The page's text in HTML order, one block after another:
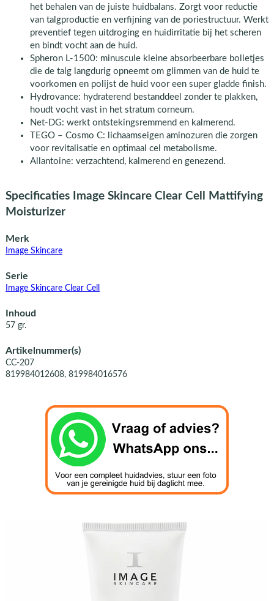
het behalen van de juiste huidbalans. Zorgt voor reductie
van talgproductie en verfijning van de poriestructuur. Werkt
preventief tegen uitdroging en huidirritatie bij het scheren
en bindt vocht aan de huid.
Spheron L-1500: minuscule kleine absorbeerbare bolletjes
die de talg langdurig opneemt om glimmen van de huid te
voorkomen en polijst de huid voor een super gladde finish.
Hydrovance: hydraterend bestanddeel zonder te plakken,
houdt vocht vast in het stratum corneum.
Net-DG: werkt ontstekingsremmend en kalmerend.
TEGO – Cosmo C: lichaamseigen aminozuren die zorgen
voor revitalisatie en optimaal cel metabolisme.
Allantoine: verzachtend, kalmerend en genezend.
Specificaties Image Skincare Clear Cell Mattifying
Moisturizer
Merk
Image Skincare
Serie
Image Skincare Clear Cell
Inhoud
57 gr.
Artikelnummer(s)
CC-207
819984012608, 819984016576